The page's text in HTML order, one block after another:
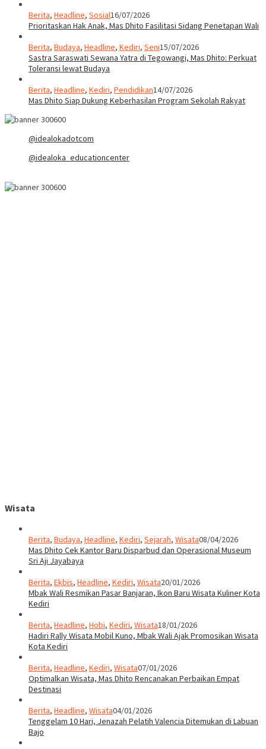
Berita, Headline, Sosial16/07/2026
Prioritaskan Hak Anak, Mas Dhito Fasilitasi Sidang Penetapan Wali
Berita, Budaya, Headline, Kediri, Seni15/07/2026
Sastra Saraswati Sewana Yatra di Tegowangi, Mas Dhito: Perkuat
Toleransi lewat Budaya
Berita, Headline, Kediri, Pendidikan14/07/2026
Mas Dhito Siap Dukung Keberhasilan Program Sekolah Rakyat
@idealokadotcom
@idealoka_educationcenter
Wisata
Berita, Budaya, Headline, Kediri, Sejarah, Wisata08/04/2026
Mas Dhito Cek Kantor Baru Disparbud dan Operasional Museum
Sri Aji Jayabaya
Berita, Ekbis, Headline, Kediri, Wisata20/01/2026
Mbak Wali Resmikan Pasar Banjaran, Ikon Baru Wisata Kuliner Kota
Kediri
Berita, Headline, Hobi, Kediri, Wisata18/01/2026
Hadiri Rally Wisata Mobil Kuno, Mbak Wali Ajak Promosikan Wisata
Kota Kediri
Berita, Headline, Kediri, Wisata07/01/2026
Optimalkan Wisata, Mas Dhito Rencanakan Perbaikan Empat
Destinasi
Berita, Headline, Wisata04/01/2026
Tenggelam 10 Hari, Jenazah Pelatih Valencia Ditemukan di Labuan
Bajo